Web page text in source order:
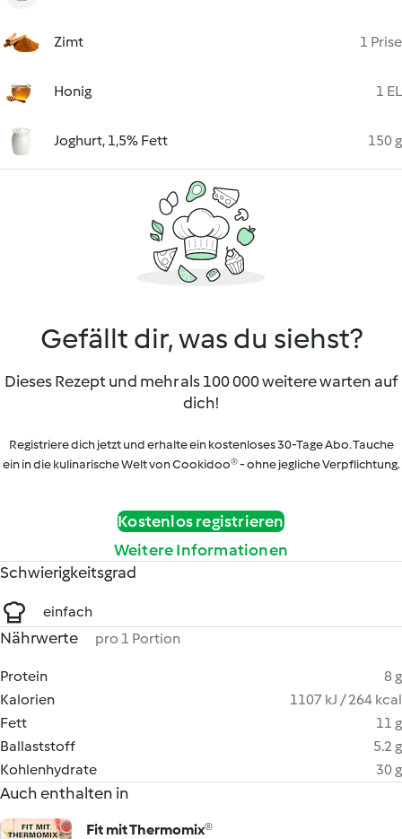
Zimt 1 Prise
Honig 1 EL
Joghurt, 1,5% Fett 150 g
Gefällt dir, was du siehst?
Dieses Rezept und mehr als 100 000 weitere warten auf
dich!
Registriere dich jetzt und erhalte ein kostenloses 30-Tage Abo. Tauche
ein in die kulinarische Welt von Cookidoo® - ohne jegliche Verpflichtung.
Kostenlos registrieren
Weitere Informationen
Schwierigkeitsgrad
einfach
Nährwerte pro 1 Portion
Protein
8 g
Kalorien
1107 kJ / 264 kcal
Fett
11 g
Ballaststoff
5.2 g
Kohlenhydrate
30 g
Auch enthalten in
Fit mit Thermomix®